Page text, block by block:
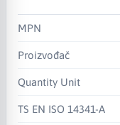
MPN
Proizvođač
Quantity Unit
TS EN ISO 14341-A